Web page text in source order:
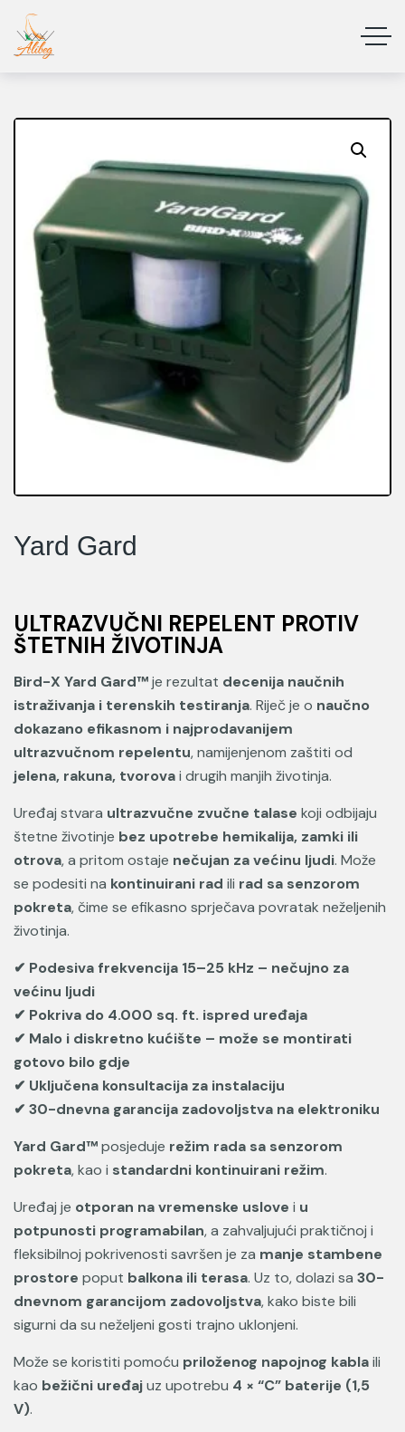
Yard Gard
ULTRAZVUČNI REPELENT PROTIV
ŠTETNIH ŽIVOTINJA
Bird-X Yard Gard™je rezultat decenija naučnih
istraživanja i terenskih testiranja. Riječ je o naučno
dokazano efikasnom i najprodavanijem
ultrazvučnom repelentu, namijenjenom zaštiti od
jelena, rakuna, tvorovai drugih manjih životinja.
Uređaj stvara ultrazvučne zvučne talase koji odbijaju
štetne životinje bez upotrebe hemikalija, zamki ili
otrova, a pritom ostaje nečujan za većinu ljudi. Može
se podesiti na kontinuirani rad ili rad sa senzorom
pokreta, čime se efikasno sprječava povratak neželjenih
životinja.
✔ Podesiva frekvencija 15–25 kHz – nečujno za
većinu ljudi
✔ Pokriva do 4.000 sq. ft. ispred uređaja
✔ Malo i diskretno kućište – može se montirati
gotovo bilo gdje
✔ Uključena konsultacija za instalaciju
✔ 30-dnevna garancija zadovoljstva na elektroniku
Yard Gard™posjeduje režim rada sa senzorom
pokreta, kao i standardni kontinuirani režim.
Uređaj je otporan na vremenske uslove i u
potpunosti programabilan, a zahvaljujući praktičnoj i
fleksibilnoj pokrivenosti savršen je za manje stambene
prostore poput balkona ili terasa. Uz to, dolazi sa 30-
dnevnom garancijom zadovoljstva, kako biste bili
sigurni da su neželjeni gosti trajno uklonjeni.
Može se koristiti pomoću priloženog napojnog kablaili
kao bežični uređajuz upotrebu 4 × “C” baterije (1,5
V).